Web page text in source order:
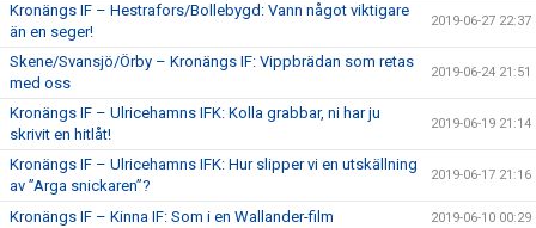
Kronängs IF – Hestrafors/Bollebygd: Vann något viktigare
än en seger!
2019-06-27 22:37
Skene/Svansjö/Örby – Kronängs IF: Vippbrädan som retas
med oss
2019-06-24 21:51
Kronängs IF – Ulricehamns IFK: Kolla grabbar, ni har ju
skrivit en hitlåt!
2019-06-19 21:14
Kronängs IF – Ulricehamns IFK: Hur slipper vi en utskällning
av ”Arga snickaren”?
2019-06-17 21:16
Kronängs IF – Kinna IF: Som i en Wallander-film 2019-06-10 00:29